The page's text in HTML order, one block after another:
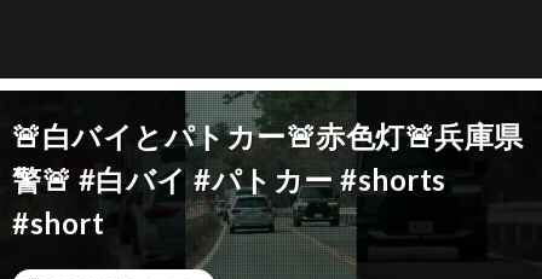
🚨白バイとパトカー🚨赤色灯🚨兵庫県
警🚨 #白バイ #パトカー #shorts
#short